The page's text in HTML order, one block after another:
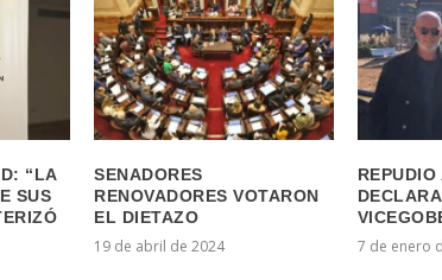
“LA
SUS
SENADORES
RENOVADORES VOTARON
EL DIETAZO
19 de abril de 2024
REPUDIO
7 de enero